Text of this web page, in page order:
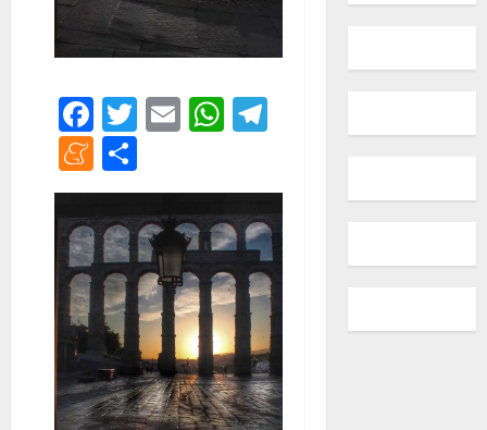
Facebook
Twitter
EmailWhatsApp
Meneame